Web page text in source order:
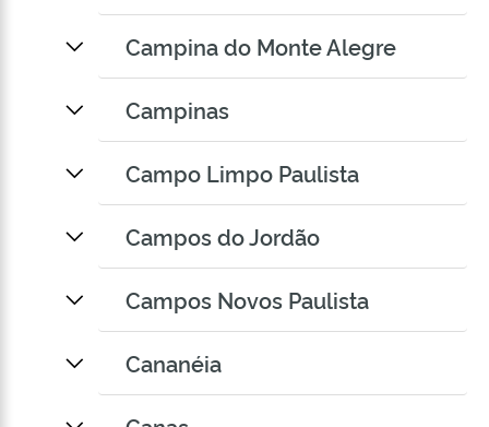
Campina do Monte Alegre
Campinas
Campo Limpo Paulista
Campos do Jordão
Campos Novos Paulista
Cananéia